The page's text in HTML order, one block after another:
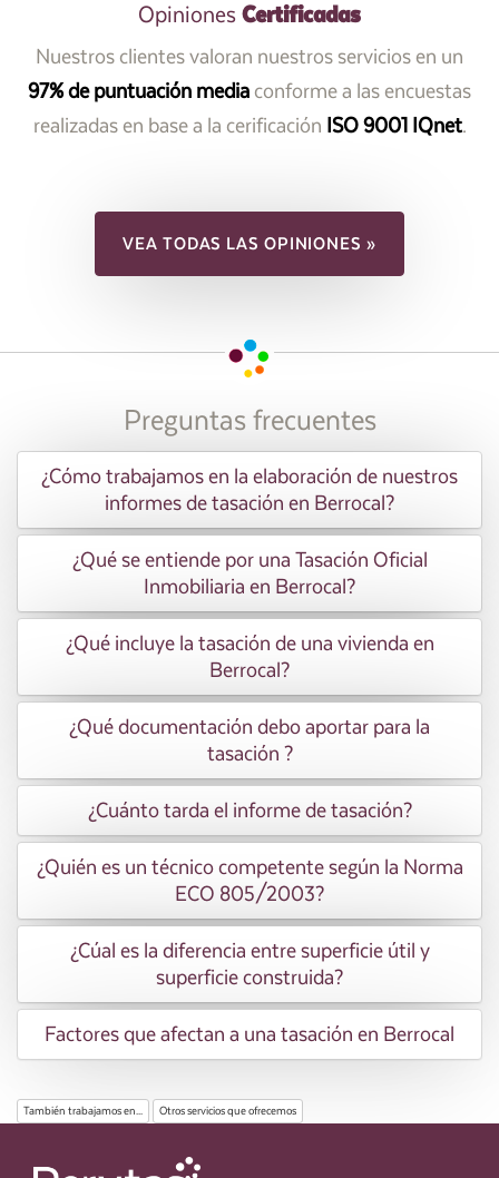
Opiniones Certificadas
Nuestros clientes valoran nuestros servicios en un
97% de puntuación mediaconforme a las encuestas
realizadas en base a la cerificación ISO 9001 IQnet.
VEA TODAS LAS OPINIONES »
Preguntas frecuentes
¿Cómo trabajamos en la elaboración de nuestros
informes de tasación en Berrocal?
¿Qué se entiende por una Tasación Oficial
Inmobiliaria en Berrocal?
¿Qué incluye la tasación de una vivienda en
Berrocal?
¿Qué documentación debo aportar para la
tasación ?
¿Cuánto tarda el informe de tasación?
¿Quién es un técnico competente según la Norma
ECO 805/2003?
¿Cúal es la diferencia entre superficie útil y
superficie construida?
Factores que afectan a una tasación en Berrocal
También trabajamos en... Otros servicios que ofrecemos